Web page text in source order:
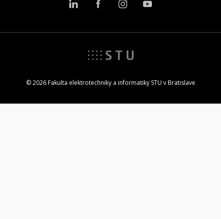
© 2026 Fakulta elektrotechniky a informatiky STU v Bratislave